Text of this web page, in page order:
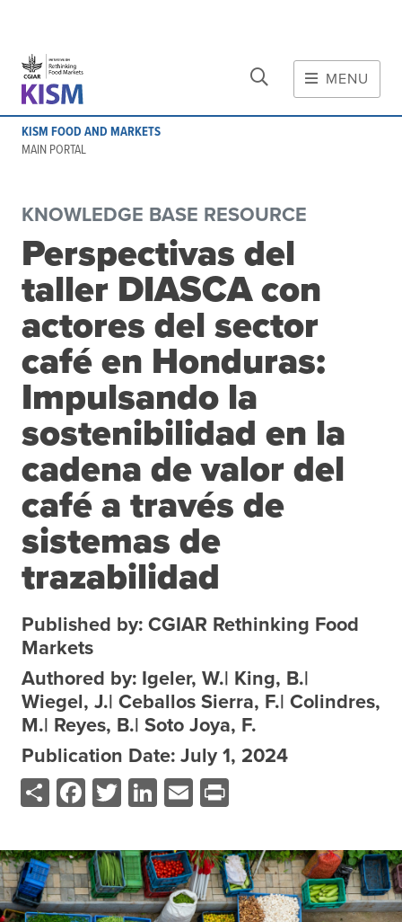
Skip to main content
MENU
KISM FOOD AND MARKETS
MAIN PORTAL
Initiative
Initiative's website
Global value chains
Domestic food value chains
Cross-value chain services
Community of Practice
About the CoP
Discussion forum
Knowledge tools
Theory of Change
Geographic map
Knowledge gap map
Globally integrated value chains
Domestic food market value chains
Cross market services
Policy brief
Agri-food policy & markets
Climate
Nutrition & food security
Poverty & livelihoods
Blogs
KNOWLEDGE BASE RESOURCE
Perspectivas del
taller DIASCA con
actores del sector
café en Honduras:
Impulsando la
sostenibilidad en la
cadena de valor del
café a través de
sistemas de
trazabilidad
Published by: CGIAR Rethinking Food
Markets
Authored by: Igeler, W.| King, B.|
Wiegel, J.| Ceballos Sierra, F.| Colindres,
M.| Reyes, B.| Soto Joya, F.
Publication Date: July 1, 2024
ShareFacebook
Twitter
LinkedIn
Email